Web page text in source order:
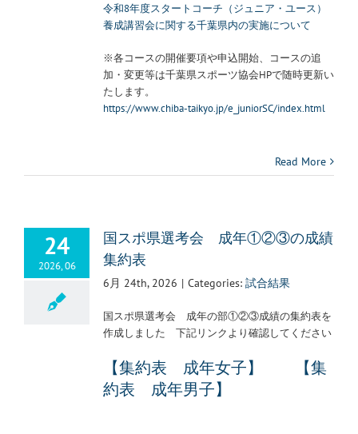
令和8年度スタートコーチ（ジュニア・ユース）
養成講習会に関する千葉県内の実施について
※各コースの開催要項や申込開始、コースの追
加・変更等は千葉県スポーツ協会HPで随時更新い
たします。
https://www.chiba-taikyo.jp/e_juniorSC/index.html
Read More
24
2026, 06
国スポ県選考会 成年①②③の成績
集約表
6月 24th, 2026 | Categories: 試合結果
国スポ県選考会 成年の部①②③成績の集約表を
作成しました 下記リンクより確認してください
【集約表 成年女子】 【集
約表 成年男子】